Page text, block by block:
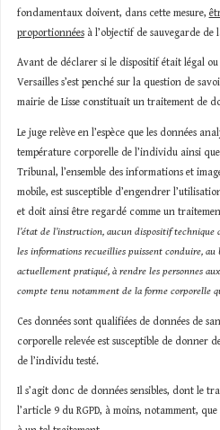
fondamentaux doivent, dans cette mesure,
proportionnéesà l’objectif de sauvegarde de
Avant de déclarer si le dispositif était légal
Versailles s’est penché sur la question de
mairie de Lisse constituait un traitement de
Le juge relève en l’espèce que les données
température corporelle de l’individu ainsi
Tribunal, l’ensemble des informations et
mobile, est susceptible d’engendrer
et doit ainsi être regardé comme un
l’état de l’instruction, aucun dispositif technique
les informations recueillies puissent conduire, au
actuellement pratiqué, à rendre les personnes
compte tenu notamment de la forme corporelle
Ces données sont qualifiées de données de
corporelle relevée est susceptible de donner
de l’individu testé.
Il s’agit donc de données sensibles, dont le
l’article 9 du RGPD, à moins, notamment,